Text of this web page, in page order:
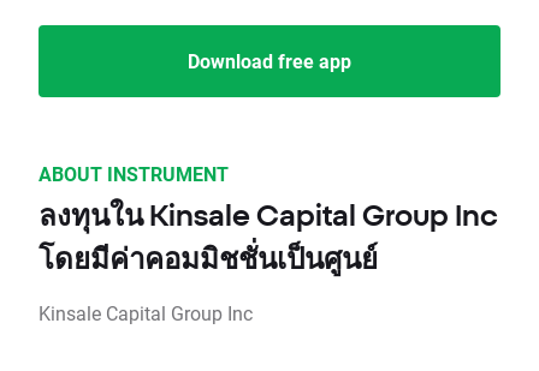
Download free app
ABOUT INSTRUMENT
ลงทุนใน Kinsale Capital Group Inc
โดยมีค่าคอมมิชชั่นเป็นศูนย์
Kinsale Capital Group Inc